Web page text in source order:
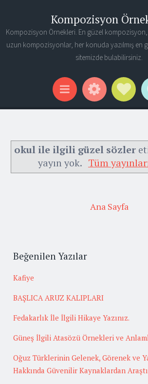
Kompozisyon
Kompozisyon Örnekleri. En güzel
uzun kompozisyonlar, her konuda yazılmış en
sitemizde bulabilirsiniz.
Menu Widgets
okul ile ilgili güzel sözler
yayın yok. Tüm
Ana Sayfa
Beğenilen Yazılar
Kafiye
BAŞLICA ARUZ KALIPLARI
Fedakarlık İle İlgili Hikaye Yazınız.
Güneş İlgili Atasözü Örnekleri ve
Oğuz Türklerinin Gelenek, Görenek ve
Hakkında Güvenilir Kaynaklardan